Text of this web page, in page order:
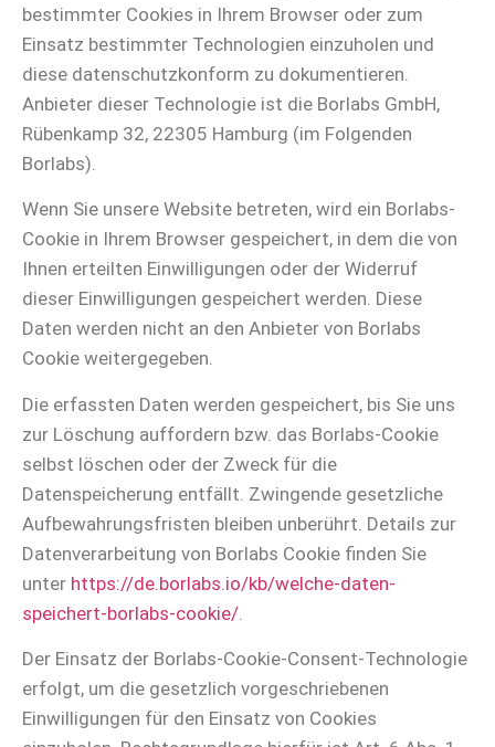
bestimmter Cookies in Ihrem Browser oder zum
Einsatz bestimmter Technologien einzuholen und
diese datenschutzkonform zu dokumentieren.
Anbieter dieser Technologie ist die Borlabs GmbH,
Rübenkamp 32, 22305 Hamburg (im Folgenden
Borlabs).
Wenn Sie unsere Website betreten, wird ein Borlabs-
Cookie in Ihrem Browser gespeichert, in dem die von
Ihnen erteilten Einwilligungen oder der Widerruf
dieser Einwilligungen gespeichert werden. Diese
Daten werden nicht an den Anbieter von Borlabs
Cookie weitergegeben.
Die erfassten Daten werden gespeichert, bis Sie uns
zur Löschung auffordern bzw. das Borlabs-Cookie
selbst löschen oder der Zweck für die
Datenspeicherung entfällt. Zwingende gesetzliche
Aufbewahrungsfristen bleiben unberührt. Details zur
Datenverarbeitung von Borlabs Cookie finden Sie
unter https://de.borlabs.io/kb/welche-daten-
speichert-borlabs-cookie/
Der Einsatz der Borlabs-Cookie-Consent-Technologie
erfolgt, um die gesetzlich vorgeschriebenen
Einwilligungen für den Einsatz von Cookies